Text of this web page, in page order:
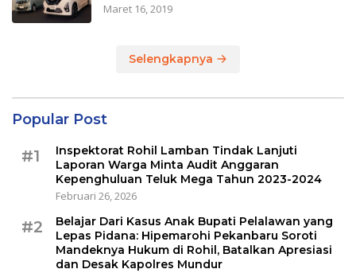
Maret 16, 2019
Selengkapnya
Popular Post
#1
Inspektorat Rohil Lamban Tindak Lanjuti
Laporan Warga Minta Audit Anggaran
Kepenghuluan Teluk Mega Tahun 2023-2024
Februari 26, 2026
#2
Belajar Dari Kasus Anak Bupati Pelalawan yang
Lepas Pidana: Hipemarohi Pekanbaru Soroti
Mandeknya Hukum di Rohil, Batalkan Apresiasi
dan Desak Kapolres Mundur